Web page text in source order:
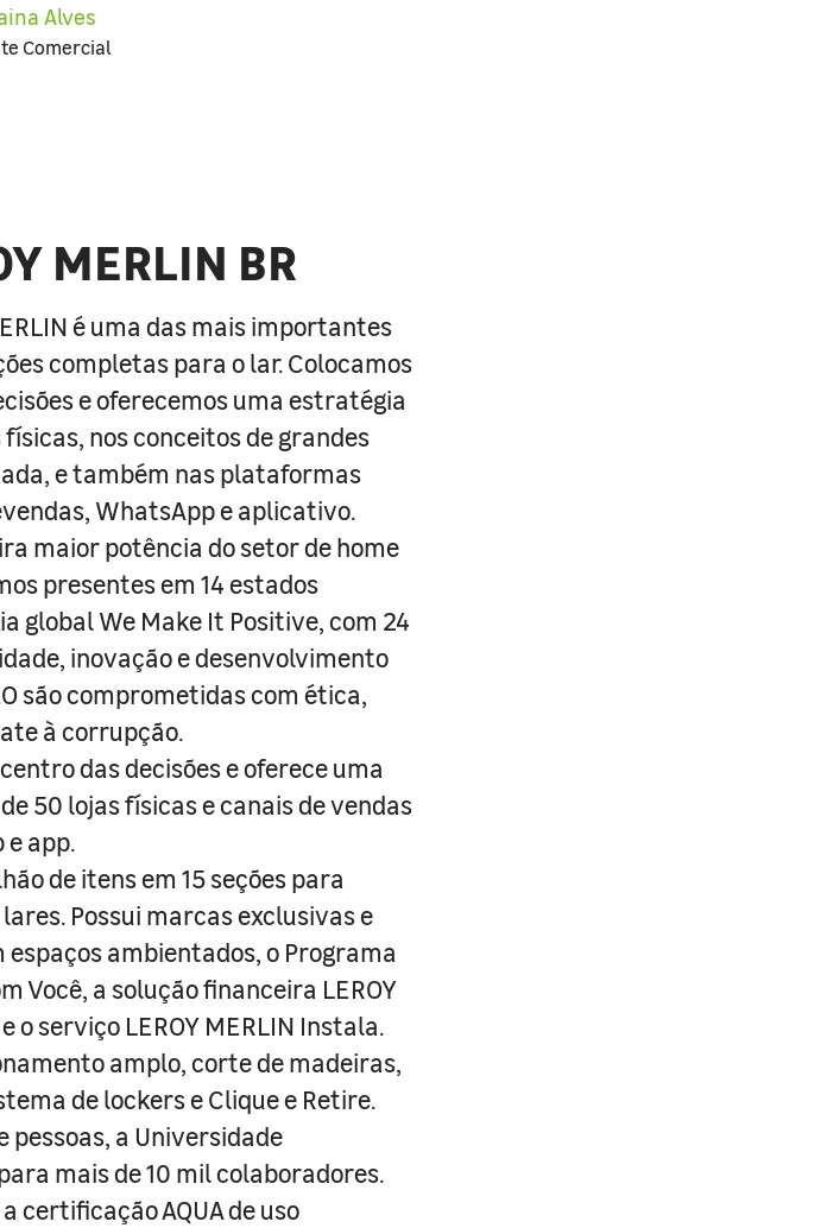
Alves
Comercial
MERLIN BR
é uma das mais importantes
completas para o lar. Colocamos
e oferecemos uma estratégia
nos conceitos de grandes
e também nas plataformas
WhatsApp e aplicativo.
maior potência do setor de home
presentes em 14 estados
global We Make It Positive, com 24
inovação e desenvolvimento
são comprometidas com ética,
à corrupção.
das decisões e oferece uma
50 lojas físicas e canais de vendas
app.
de itens em 15 seções para
Possui marcas exclusivas e
ambientados, o Programa
Você, a solução financeira LEROY
o serviço LEROY MERLIN Instala.
amplo, corte de madeiras,
de lockers e Clique e Retire.
pessoas, a Universidade
mais de 10 mil colaboradores.
certificação AQUA de uso